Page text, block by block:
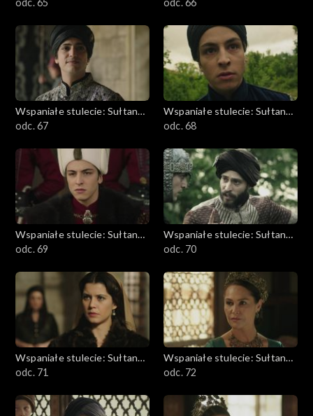
Kösem
odc. 65
Kösem
odc. 66
Wspaniałe stulecie: Sułtanka
Kösem
odc. 67
Wspaniałe stulecie: Sułtanka
Kösem
odc. 68
Wspaniałe stulecie: Sułtanka
Kösem
odc. 69
Wspaniałe stulecie: Sułtanka
Kösem
odc. 70
Wspaniałe stulecie: Sułtanka
Kösem
odc. 71
Wspaniałe stulecie: Sułtanka
Kösem
odc. 72